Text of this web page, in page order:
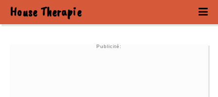
House Therapie
Publicité: